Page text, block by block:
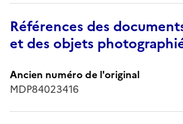
Références des
et des objets
Ancien numéro de l'original
MDP84023416